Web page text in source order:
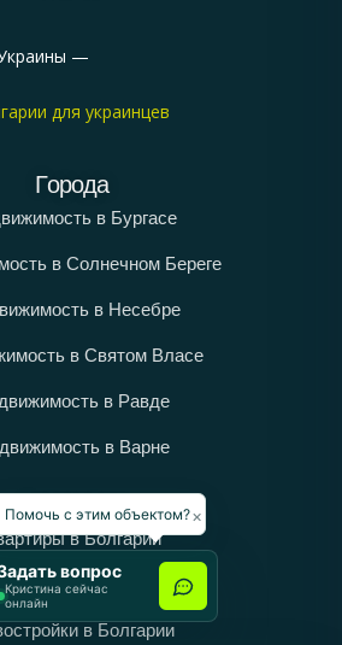
—
для украинцев
Города
в Бургасе
в Солнечном Береге
в Несебре
в Святом Власе
в Равде
в Варне
Категории
в Болгарии
Дома в Болгарии
в Болгарии
×
Помочь с этим объектом?
вопрос
Кристина сейчас
онлайн